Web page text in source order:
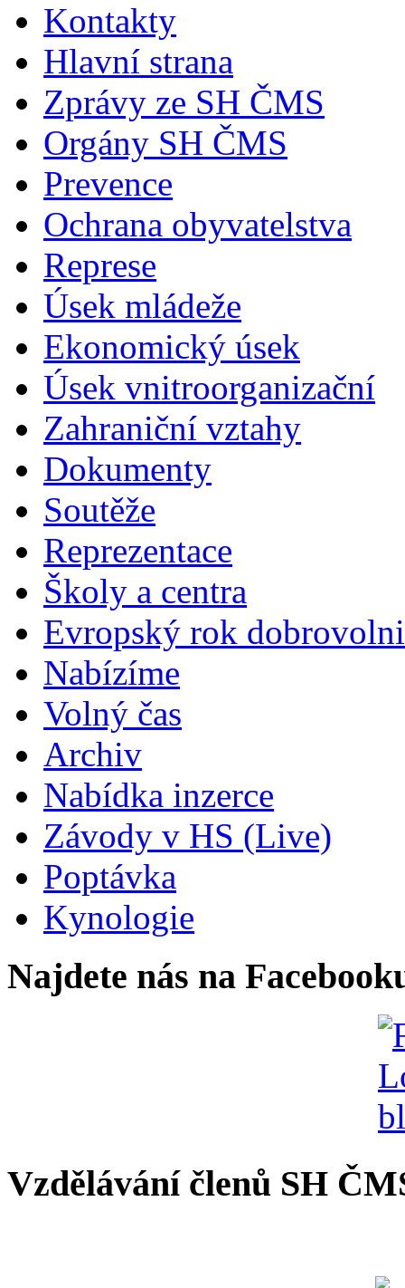
Kontakty
Hlavní strana
Zprávy ze SH ČMS
Orgány SH ČMS
Prevence
Ochrana obyvatelstva
Represe
Úsek mládeže
Ekonomický úsek
Úsek vnitroorganizační
Zahraniční vztahy
Dokumenty
Soutěže
Reprezentace
Školy a centra
Evropský rok
Nabízíme
Volný čas
Archiv
Nabídka inzerce
Závody v HS (Live)
Poptávka
Kynologie
Najdete nás na
Vzdělávání členů SH